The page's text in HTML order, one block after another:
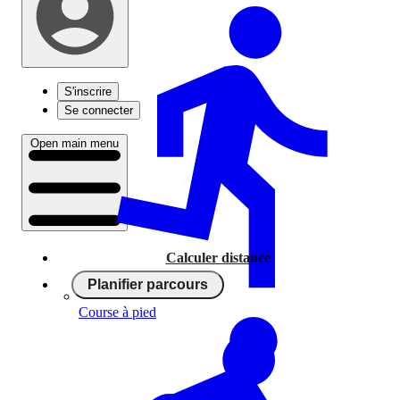
S'inscrire
Se connecter
Open main menu
Calculer distance
Planifier parcours
Course à pied